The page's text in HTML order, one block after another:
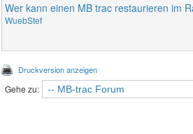
Wer kann einen MB trac restaurieren im
WuebStef
Druckversion anzeigen
Gehe zu: